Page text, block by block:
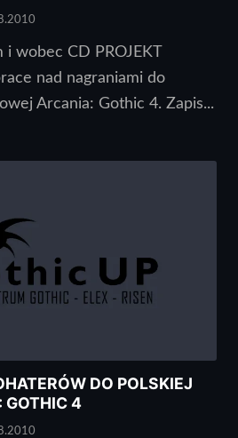
i wobec CD PROJEKT
nad nagraniami do
Arcania: Gothic 4. Zapis...
DO POLSKIEJ
GOTHIC 4